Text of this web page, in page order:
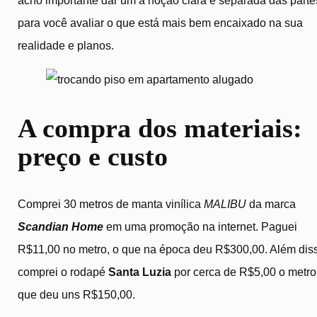
para você avaliar o que está mais bem encaixado na sua
realidade e planos.
A compra dos materiais:
preço e custo
Comprei 30 metros de manta vinílica MALIBU da marca
Scandian Home em uma promoção na internet. Paguei
R$11,00 no metro, o que na época deu R$300,00. Além
comprei o rodapé Santa Luzia por cerca de R$5,00 o
que deu uns R$150,00.